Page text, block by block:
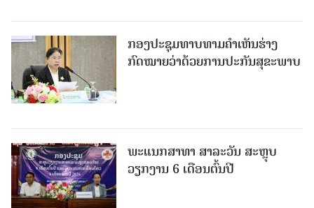
ກອງປະຊຸມທາບທາມຄໍາເຫັນຮ່າງ
ກົດໝາຍວ່າດ້ວຍການປະກັນສຸຂະພາບ
ພະແນກສາທາ ສາລະວັນ ສະຫຼຸບ
ວຽກງານ 6 ເດືອນຕົ້ນປີ